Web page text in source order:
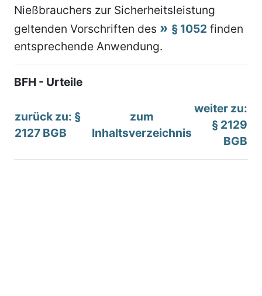
Nießbrauchers zur Sicherheitsleistung
geltenden Vorschriften des
§ 1052 finden
entsprechende Anwendung.
BFH - Urteile
zurück zu: §
2127 BGB
zum
Inhaltsverzeichnis
weiter zu:
§ 2129
BGB